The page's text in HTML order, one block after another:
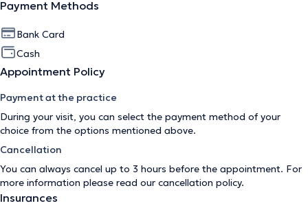
Payment Methods
Bank Card
Cash
Appointment Policy
Payment at the practice
During your visit, you can select the payment method of your
choice from the options mentioned above.
Cancellation
You can always cancel up to 3 hours before the appointment. For
more information please read our cancellation policy.
Insurances